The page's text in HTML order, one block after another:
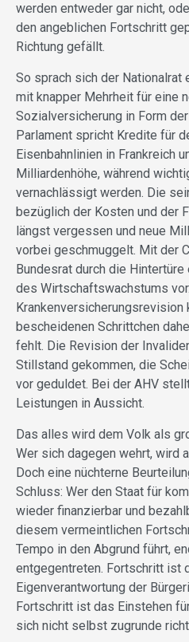
werden entweder gar nicht,
den angeblichen Fortschritt
Richtung gefällt.
So sprach sich der Nationalrat
mit knapper Mehrheit für eine
Sozialversicherung in Form
Parlament spricht Kredite für
Eisenbahnlinien in Frankreich
Milliardenhöhe, während
vernachlässigt werden. Die
bezüglich der Kosten und der
längst vergessen und neue
vorbei geschmuggelt. Mit der
Bundesrat durch die
des Wirtschaftswachstums
Krankenversicherungsrevision
bescheidenen Schrittchen
fehlt. Die Revision der
Stillstand gekommen, die
vor geduldet. Bei der AHV
Leistungen in Aussicht.
Das alles wird dem Volk als
Wer sich dagegen wehrt, wird
Doch eine nüchterne
Schluss: Wer den Staat für
wieder finanzierbar und
diesem vermeintlichen
Tempo in den Abgrund führt,
entgegentreten. Fortschritt ist
Eigenverantwortung der
Fortschritt ist das Einstehen
sich nicht selbst zugrunde